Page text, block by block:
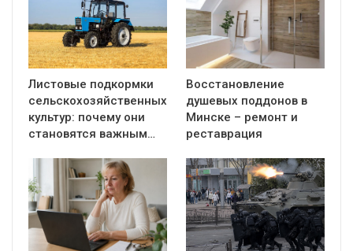
Листовые подкормки
сельскохозяйственных
культур: почему они
становятся важным…
Восстановление
душевых поддонов в
Минске – ремонт и
реставрация